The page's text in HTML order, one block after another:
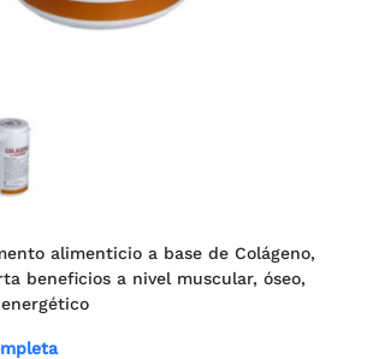
alimenticio a base de Colágeno,
beneficios a nivel muscular, óseo,